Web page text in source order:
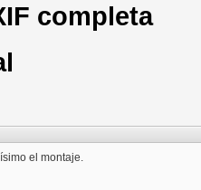
completa
el montaje.